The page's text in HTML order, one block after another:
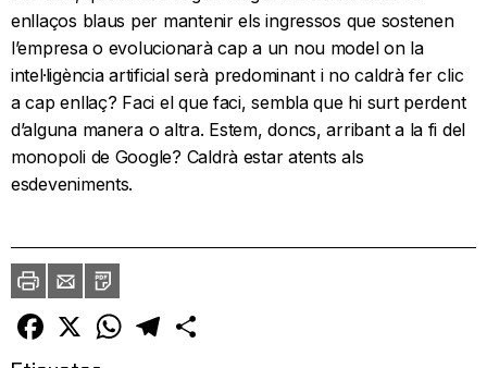
enllaços blaus per mantenir els ingressos que sostenen
l’empresa o evolucionarà cap a un nou model on la
intel·ligència artificial serà predominant i no caldrà fer clic
a cap enllaç? Faci el que faci, sembla que hi surt perdent
d’alguna manera o altra. Estem, doncs, arribant a la fi del
monopoli de Google? Caldrà estar atents als
esdeveniments.
ImprimirEnvia
un
amic
PDF
Facebook
X WhatsAppTelegram